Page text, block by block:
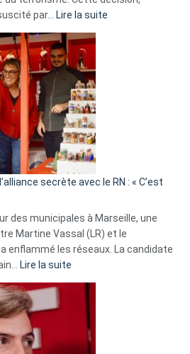
par…
Lire la suite
Algérie
secrète avec le RN : « C’est
des municipales à Marseille, une
Martine Vassal (LR) et le
enflammé les réseaux. La candidate
Lire la suite
d’alliance
secrète